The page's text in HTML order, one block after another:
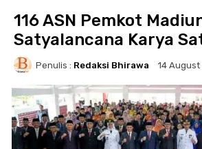
116 ASN Pemkot
Satyalancana Karya
Penulis : Redaksi Bhirawa 14